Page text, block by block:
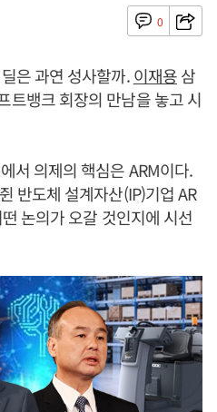
0
은 과연 성사할까.이재용삼
트뱅크 회장의 만남을 놓고 시
서 의제의 핵심은 ARM이다.
반도체 설계자산(IP)기업 AR
논의가 오갈 것인지에 시선